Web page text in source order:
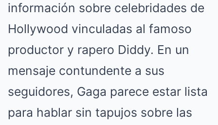
información sobre celebridades de
Hollywood vinculadas al famoso
productor y rapero Diddy. En un
mensaje contundente a sus
seguidores, Gaga parece estar lista
para hablar sin tapujos sobre las